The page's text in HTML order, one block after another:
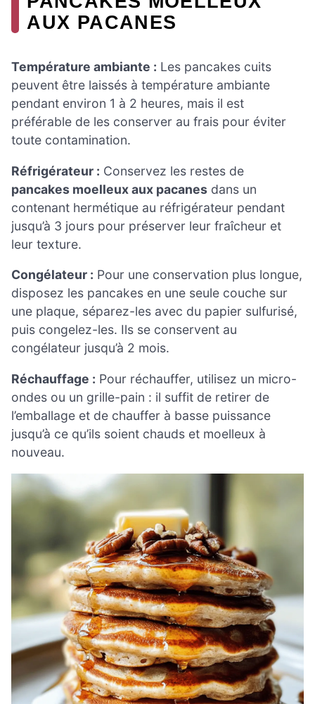
AUX PACANES
Température ambiante : Les pancakes cuits
peuvent être laissés à température ambiante
pendant environ 1 à 2 heures, mais il est
préférable de les conserver au frais pour éviter
toute contamination.
Réfrigérateur : Conservez les restes de
pancakes moelleux aux pacanes dans un
contenant hermétique au réfrigérateur pendant
jusqu’à 3 jours pour préserver leur fraîcheur et
leur texture.
Congélateur : Pour une conservation plus longue,
disposez les pancakes en une seule couche sur
une plaque, séparez-les avec du papier sulfurisé,
puis congelez-les. Ils se conservent au
congélateur jusqu’à 2 mois.
Réchauffage : Pour réchauffer, utilisez un micro-
ondes ou un grille-pain : il suffit de retirer de
l’emballage et de chauffer à basse puissance
jusqu’à ce qu’ils soient chauds et moelleux à
nouveau.